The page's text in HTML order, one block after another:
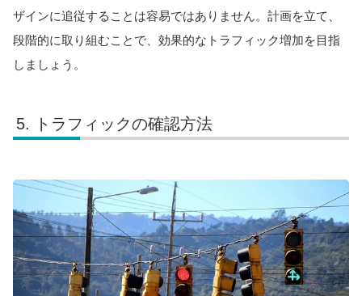
ザインに追従することは容易ではありません。計画を立て、
段階的に取り組むことで、効果的なトラフィック増加を目指
しましょう。
トラフィックの確認方法